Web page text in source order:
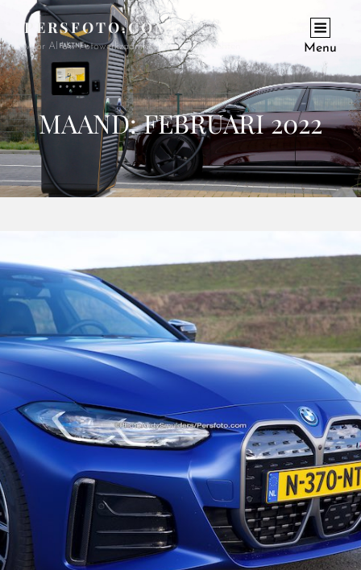
PERSFOTO.COM
Voor Al Uw Fotowerkzaamheden En Opdrachten Menu
MAAND:FEBRUARI 2022